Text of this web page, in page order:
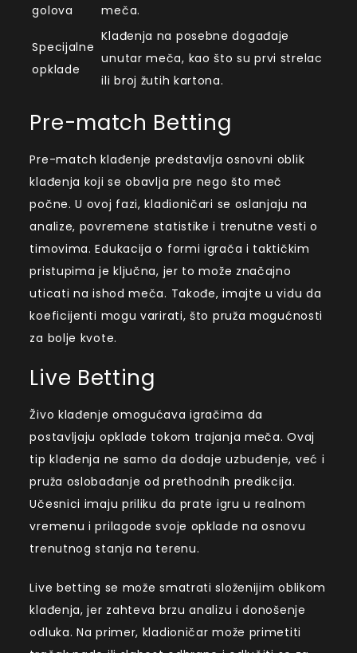
golova
meča.
Specijalne
opklade
Klađenja na posebne događaje
unutar meča, kao što su prvi strelac
ili broj žutih kartona.
Pre-match Betting
Pre-match klađenje predstavlja osnovni oblik
klađenja koji se obavlja pre nego što meč
počne. U ovoj fazi, kladioničari se oslanjaju na
analize, povremene statistike i trenutne vesti o
timovima. Edukacija o formi igrača i taktičkim
pristupima je ključna, jer to može značajno
uticati na ishod meča. Takođe, imajte u vidu da
koeficijenti mogu varirati, što pruža mogućnosti
za bolje kvote.
Live Betting
Živo klađenje omogućava igračima da
postavljaju opklade tokom trajanja meča. Ovaj
tip klađenja ne samo da dodaje uzbuđenje, već i
pruža oslobađanje od prethodnih predikcija.
Učesnici imaju priliku da prate igru u realnom
vremenu i prilagode svoje opklade na osnovu
trenutnog stanja na terenu.
Live betting se može smatrati složenijim oblikom
klađenja, jer zahteva brzu analizu i donošenje
odluka. Na primer, kladioničar može primetiti